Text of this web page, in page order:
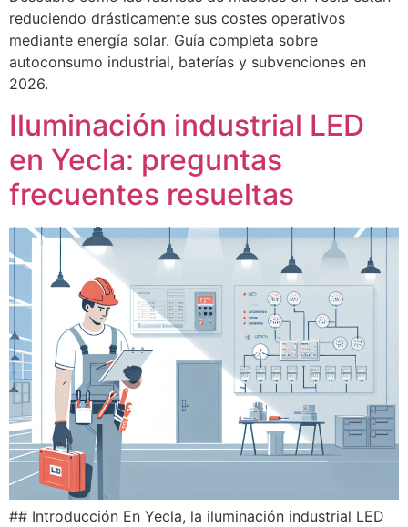
reduciendo drásticamente sus costes operativos
mediante energía solar. Guía completa sobre
autoconsumo industrial, baterías y subvenciones en
2026.
Iluminación industrial LED
en Yecla: preguntas
frecuentes resueltas
## Introducción En Yecla, la iluminación industrial LED